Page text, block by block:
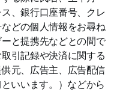
、銀行口座番号、クレ
どの個人情報をお尋ね
と提携先などとの間で
引記録や決済に関する
元、広告主、広告配信
いいます。）などから